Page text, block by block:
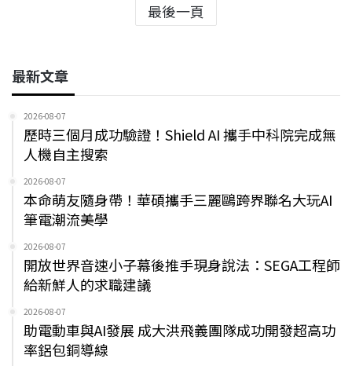
最後一頁
最新文章
2026-08-07
歷時三個月成功驗證！Shield AI 攜手中科院完成無
人機自主搜索
2026-08-07
本命萌友隨身帶！華碩攜手三麗鷗跨界聯名大玩AI
筆電潮流美學
2026-08-07
開放世界音速小子幕後推手現身說法：SEGA工程師
給新鮮人的求職建議
2026-08-07
助電動車與AI發展 成大洪飛義團隊成功開發超高功
率鋁包銅導線